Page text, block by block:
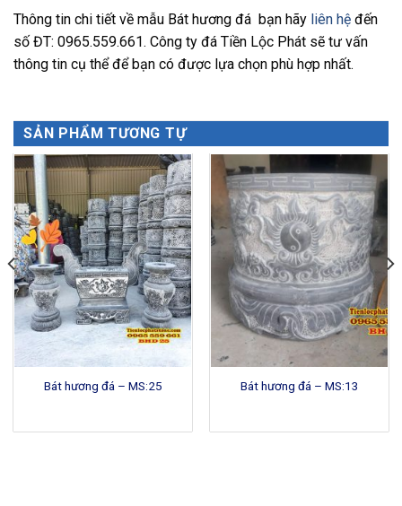
Thông tin chi tiết về mẫu Bát hương đá bạn hãy liên hệ đến
số ĐT: 0965.559.661. Công ty đá Tiền Lộc Phát sẽ tư vấn
thông tin cụ thể để bạn có được lựa chọn phù hợp nhất.
SẢN PHẨM TƯƠNG TỰ
Bát hương đá – MS:25 Bát hương đá – MS:13